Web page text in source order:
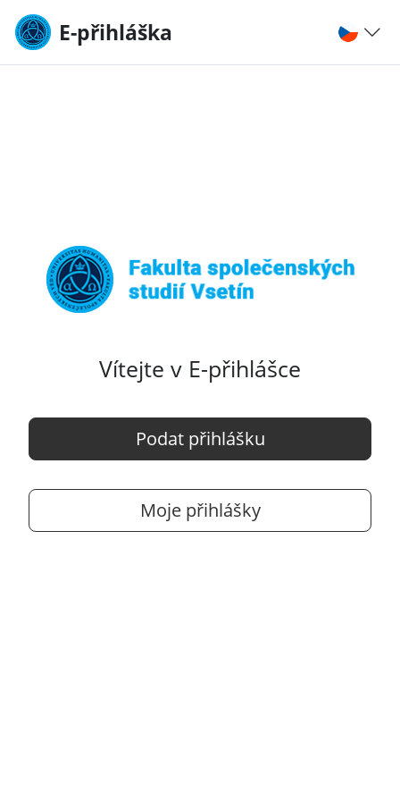
E-přihláška
Vítejte v E-přihlášce
Podat přihlášku
Moje přihlášky